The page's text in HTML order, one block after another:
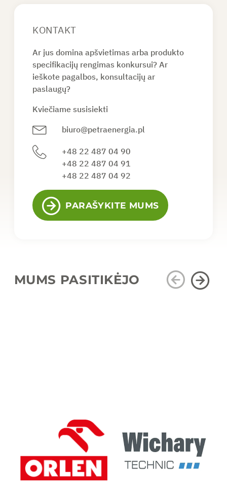
KONTAKT
Ar jus domina apšvietimas arba produkto
specifikacijų rengimas konkursui? Ar
ieškote pagalbos, konsultacijų ar
paslaugų?
Kviečiame susisiekti
biuro@petraenergia.pl
+48 22 487 04 90
+48 22 487 04 91
+48 22 487 04 92
PARAŠYKITE MUMS
MUMS PASITIKĖJO